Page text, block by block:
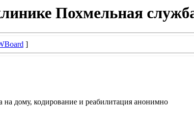
Похмельная
]
на дому, кодирование и реабилитация анонимно